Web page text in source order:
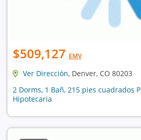
$509,127 EMV
Ver Dirección, Denver, CO 80203
2 Dorms, 1 Bañ, 215 pies cuadrados
Hipotecaria